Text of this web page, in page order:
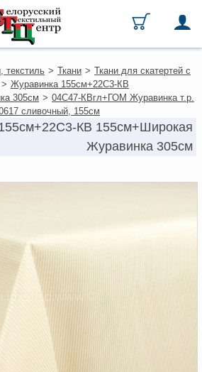
текстиль > Ткани > Ткани для скатертей с
> Журавинка 155см+22С3-КВ
305см > 04С47-КВгл+ГОМ Журавинка т.р.
сливочный, 155см
КВ 155см+Широкая
Журавинка 305см